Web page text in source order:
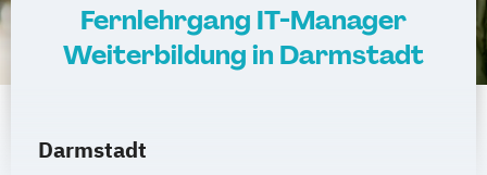
Fernlehrgang IT-Manager
Weiterbildung in Darmstadt
Darmstadt